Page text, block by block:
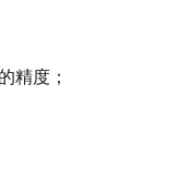
度；